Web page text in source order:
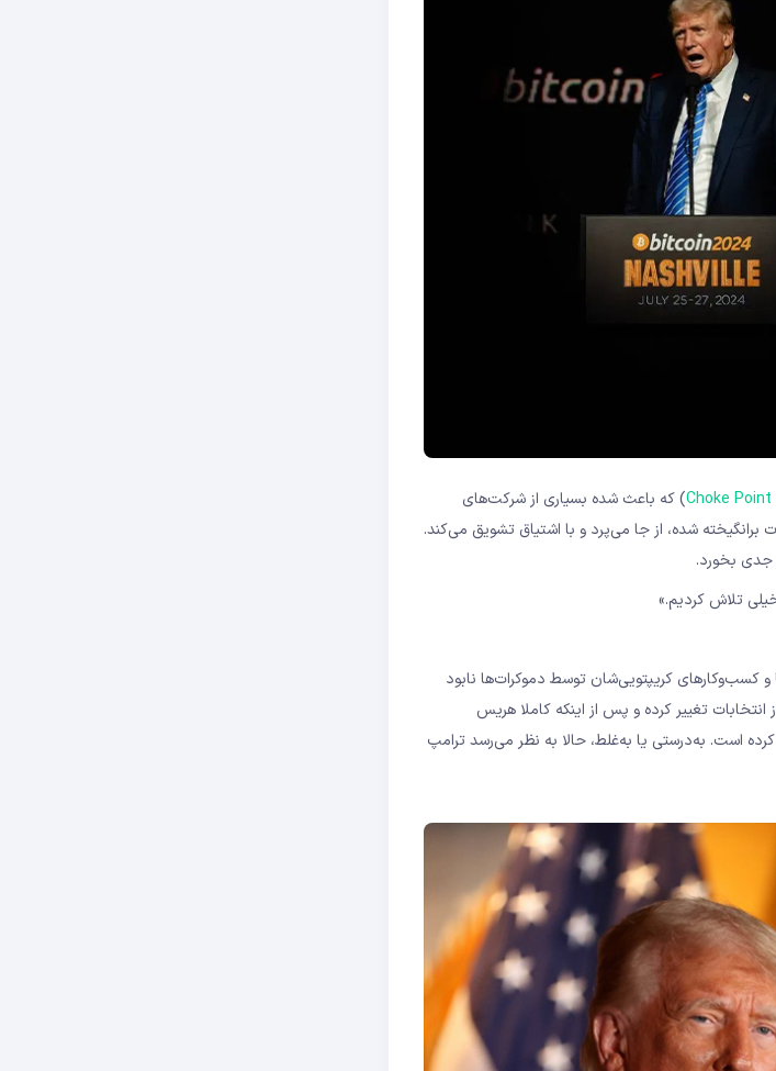
Choke Point) که باعث شده بسیاری از شرکت‌های
شده، از جا می‌پرد و با اشتیاق تشویق می‌کند.
جدی بخورد.
تلاش کردیم.»
و کسب‌وکارهای کریپتویی‌شان توسط دموکرات‌ها نابود
دوباره جان بگیرد. اما از زمان برگزاری بیت کوین ۲۰۲۴، چشم‌انداز انتخابات تغییر کرده و پس از اینکه کاملا هریس
است. به‌درستی یا به‌غلط، حالا به نظر می‌رسد ترامپ